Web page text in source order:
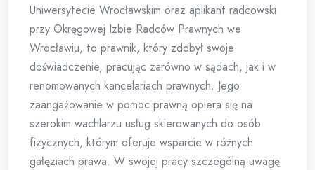
Uniwersytecie Wrocławskim oraz aplikant radcowski
przy Okręgowej Izbie Radców Prawnych we
Wrocławiu, to prawnik, który zdobył swoje
doświadczenie, pracując zarówno w sądach, jak i w
renomowanych kancelariach prawnych. Jego
zaangażowanie w pomoc prawną opiera się na
szerokim wachlarzu usług skierowanych do osób
fizycznych, którym oferuje wsparcie w różnych
gałęziach prawa. W swojej pracy szczególną uwagę